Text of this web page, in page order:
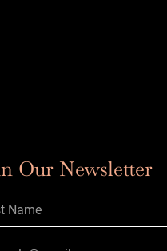
Our Newsletter